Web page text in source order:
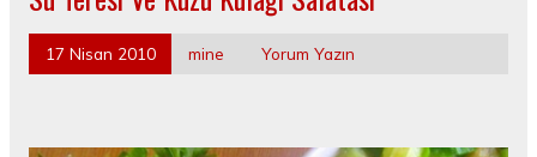
17 Nisan 2010 mine Yorum Yazın